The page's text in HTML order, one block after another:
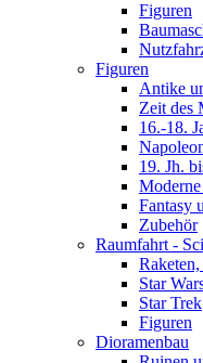
Figuren
Figuren
Antike
Zeit des
16.-18.
19. Jh.
Fantasy
Zubehör
Raumfahrt -
Star
Star Trek
Figuren
Dioramenbau